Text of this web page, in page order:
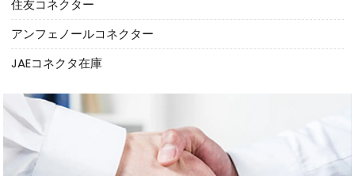
住友コネクター
アンフェノールコネクター
JAEコネクタ在庫